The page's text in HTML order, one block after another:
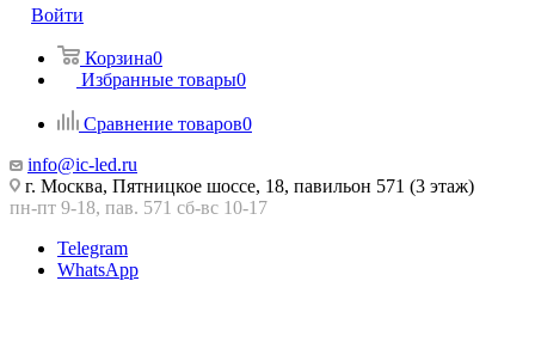
Войти
Корзина0
Избранные товары0
Сравнение товаров0
info@ic-led.ru
г. Москва, Пятницкое шоссе, 18, павильон 571 (3 этаж)
пн-пт 9-18, пав. 571 сб-вс 10-17
Telegram
WhatsApp